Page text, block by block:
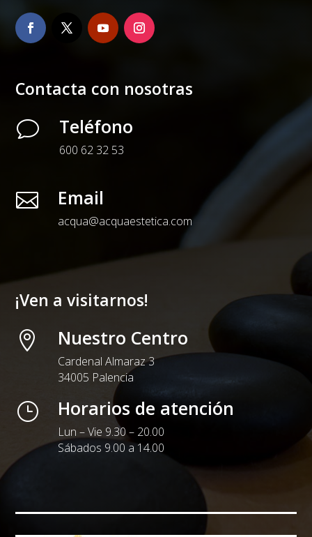
Contacta con nosotras
v
Teléfono
600 62 32 53
 Email
acqua@acquaestetica.com
¡Ven a visitarnos!

Nuestro Centro
Cardenal Almaraz 3
34005 Palencia
} Horarios de atención
Lun – Vie 9.30 – 20.00
Sábados 9.00 a 14.00